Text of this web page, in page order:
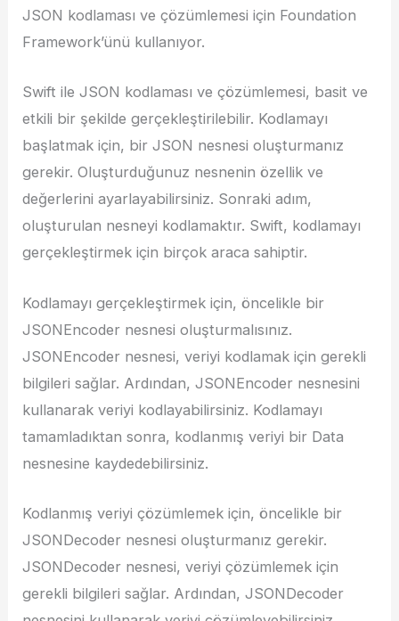
JSON kodlaması ve çözümlemesi için Foundation
Framework’ünü kullanıyor.
Swift ile JSON kodlaması ve çözümlemesi, basit ve
etkili bir şekilde gerçekleştirilebilir. Kodlamayı
başlatmak için, bir JSON nesnesi oluşturmanız
gerekir. Oluşturduğunuz nesnenin özellik ve
değerlerini ayarlayabilirsiniz. Sonraki adım,
oluşturulan nesneyi kodlamaktır. Swift, kodlamayı
gerçekleştirmek için birçok araca sahiptir.
Kodlamayı gerçekleştirmek için, öncelikle bir
JSONEncoder nesnesi oluşturmalısınız.
JSONEncoder nesnesi, veriyi kodlamak için gerekli
bilgileri sağlar. Ardından, JSONEncoder nesnesini
kullanarak veriyi kodlayabilirsiniz. Kodlamayı
tamamladıktan sonra, kodlanmış veriyi bir Data
nesnesine kaydedebilirsiniz.
Kodlanmış veriyi çözümlemek için, öncelikle bir
JSONDecoder nesnesi oluşturmanız gerekir.
JSONDecoder nesnesi, veriyi çözümlemek için
gerekli bilgileri sağlar. Ardından, JSONDecoder